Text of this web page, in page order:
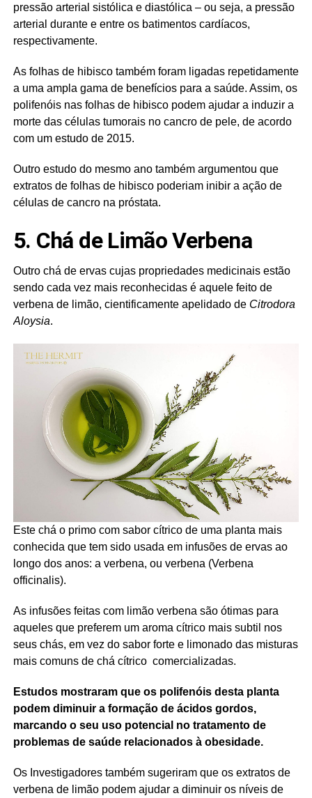
pressão arterial sistólica e diastólica – ou seja, a pressão
arterial durante e entre os batimentos cardíacos,
respectivamente.
As folhas de hibisco também foram ligadas repetidamente
a uma ampla gama de benefícios para a saúde. Assim, os
polifenóis nas folhas de hibisco podem ajudar a induzir a
morte das células tumorais no cancro de pele, de acordo
com um estudo de 2015.
Outro estudo do mesmo ano também argumentou que
extratos de folhas de hibisco poderiam inibir a ação de
células de cancro na próstata.
5. Chá de Limão Verbena
Outro chá de ervas cujas propriedades medicinais estão
sendo cada vez mais reconhecidas é aquele feito de
verbena de limão, cientificamente apelidado de Citrodora
Aloysia.
Este chá o primo com sabor cítrico de uma planta mais
conhecida que tem sido usada em infusões de ervas ao
longo dos anos: a verbena, ou verbena (Verbena
officinalis).
As infusões feitas com limão verbena são ótimas para
aqueles que preferem um aroma cítrico mais subtil nos
seus chás, em vez do sabor forte e limonado das misturas
mais comuns de chá cítrico comercializadas.
Estudos mostraram que os polifenóis desta planta
podem diminuir a formação de ácidos gordos,
marcando o seu uso potencial no tratamento de
problemas de saúde relacionados à obesidade.
Os Investigadores também sugeriram que os extratos de
verbena de limão podem ajudar a diminuir os níveis de